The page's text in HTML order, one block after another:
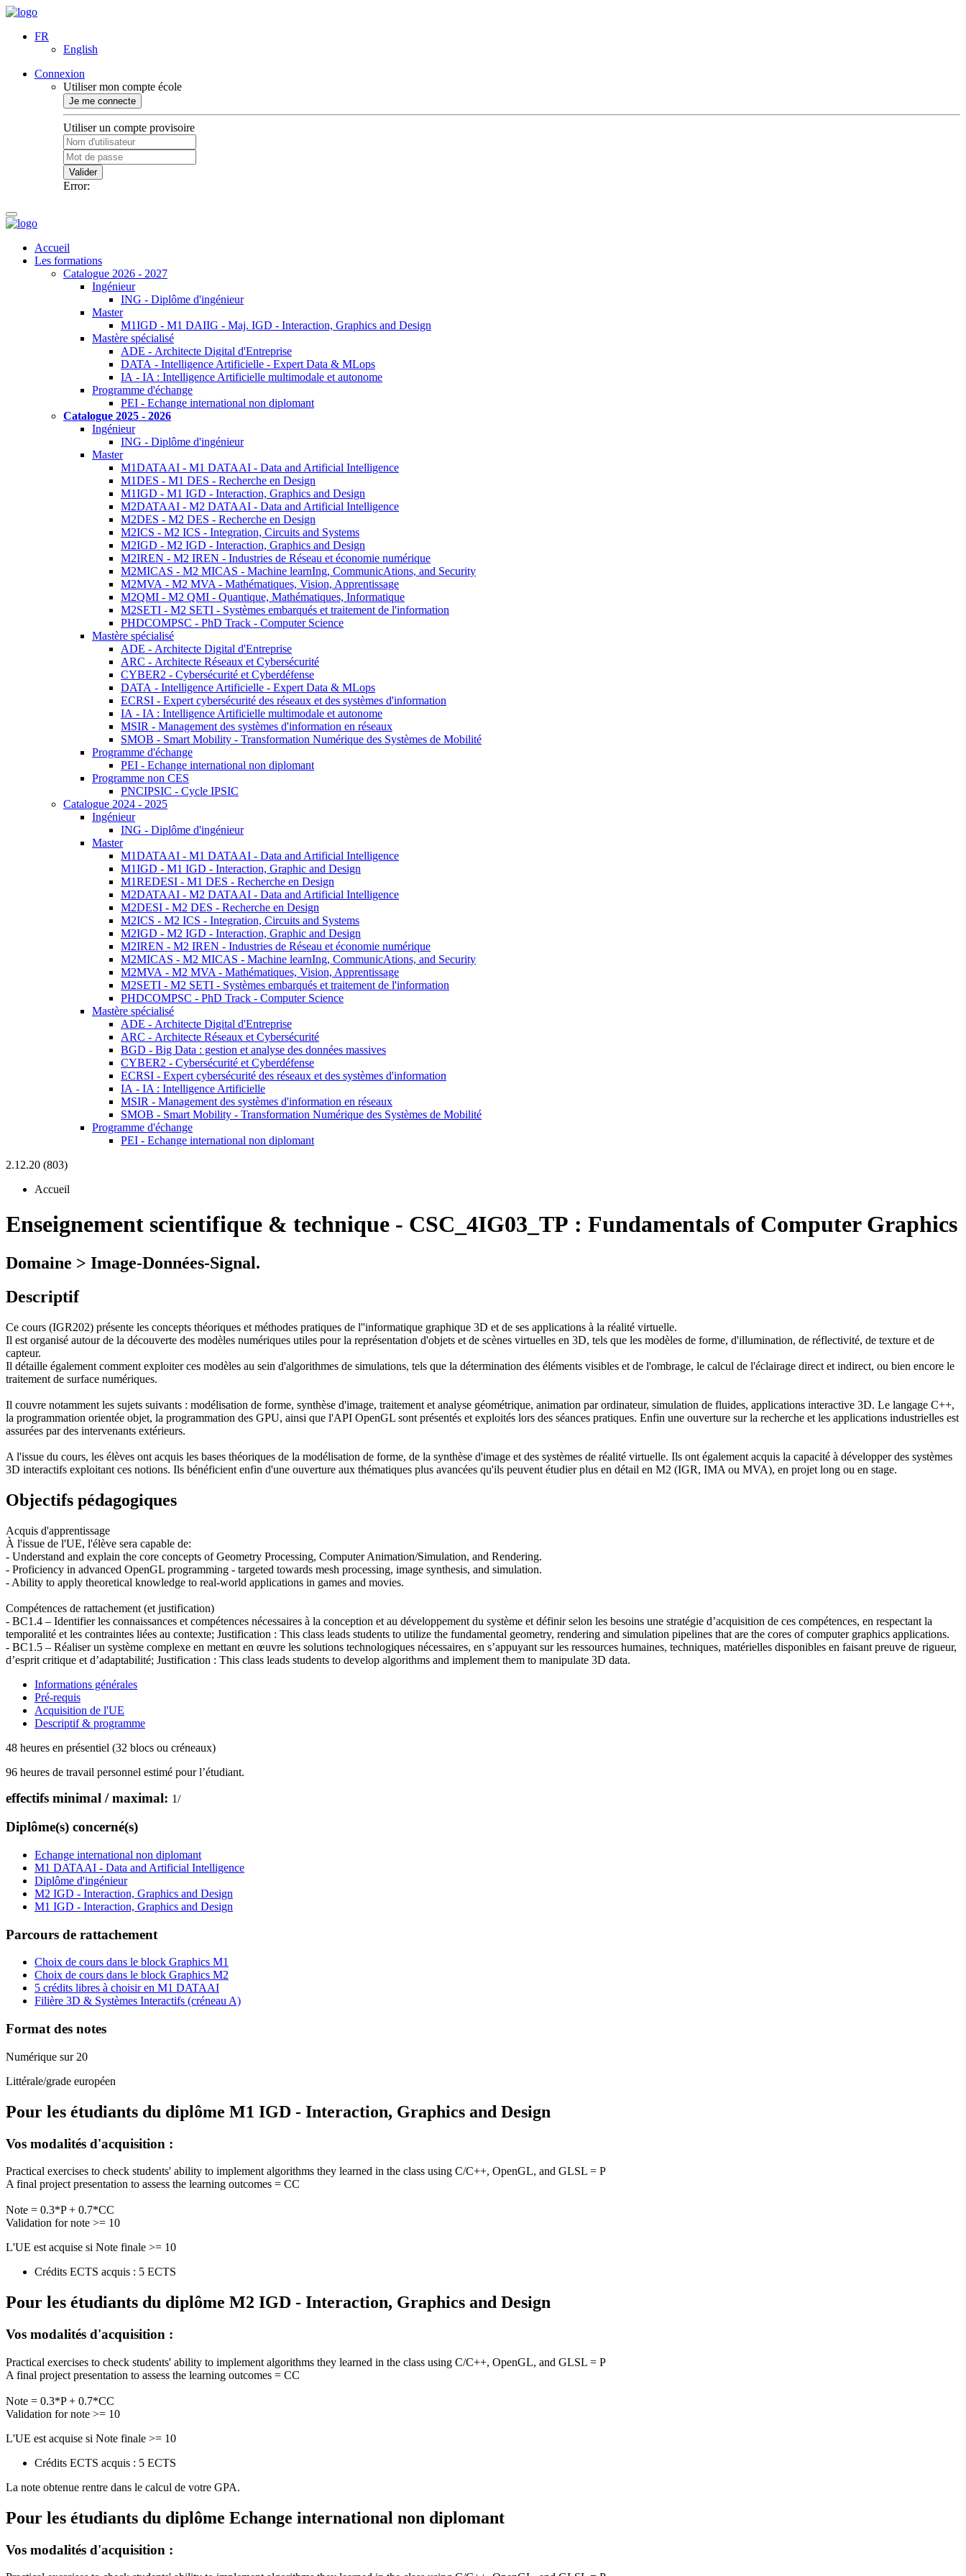
FR
English
Connexion
Utiliser mon compte école
Je me connecte
Utiliser un compte provisoire
Valider
Error:
Accueil
Les formations
Catalogue 2026 - 2027
Ingénieur
ING - Diplôme d'ingénieur
Master
M1IGD - M1 DAIIG - Maj. IGD - Interaction, Graphics and Design
Mastère spécialisé
ADE - Architecte Digital d'Entreprise
DATA - Intelligence Artificielle - Expert Data & MLops
IA - IA : Intelligence Artificielle multimodale et autonome
Programme d'échange
PEI - Echange international non diplomant
Catalogue 2025 - 2026
Ingénieur
ING - Diplôme d'ingénieur
Master
M1DATAAI - M1 DATAAI - Data and Artificial Intelligence
M1DES - M1 DES - Recherche en Design
M1IGD - M1 IGD - Interaction, Graphics and Design
M2DATAAI - M2 DATAAI - Data and Artificial Intelligence
M2DES - M2 DES - Recherche en Design
M2ICS - M2 ICS - Integration, Circuits and Systems
M2IGD - M2 IGD - Interaction, Graphics and Design
M2IREN - M2 IREN - Industries de Réseau et économie numérique
M2MICAS - M2 MICAS - Machine learnIng, CommunicAtions, and Security
M2MVA - M2 MVA - Mathématiques, Vision, Apprentissage
M2QMI - M2 QMI - Quantique, Mathématiques, Informatique
M2SETI - M2 SETI - Systèmes embarqués et traitement de l'information
PHDCOMPSC - PhD Track - Computer Science
Mastère spécialisé
ADE - Architecte Digital d'Entreprise
ARC - Architecte Réseaux et Cybersécurité
CYBER2 - Cybersécurité et Cyberdéfense
DATA - Intelligence Artificielle - Expert Data & MLops
ECRSI - Expert cybersécurité des réseaux et des systèmes d'information
IA - IA : Intelligence Artificielle multimodale et autonome
MSIR - Management des systèmes d'information en réseaux
SMOB - Smart Mobility - Transformation Numérique des Systèmes de Mobilité
Programme d'échange
PEI - Echange international non diplomant
Programme non CES
PNCIPSIC - Cycle IPSIC
Catalogue 2024 - 2025
Ingénieur
ING - Diplôme d'ingénieur
Master
M1DATAAI - M1 DATAAI - Data and Artificial Intelligence
M1IGD - M1 IGD - Interaction, Graphic and Design
M1REDESI - M1 DES - Recherche en Design
M2DATAAI - M2 DATAAI - Data and Artificial Intelligence
M2DESI - M2 DES - Recherche en Design
M2ICS - M2 ICS - Integration, Circuits and Systems
M2IGD - M2 IGD - Interaction, Graphic and Design
M2IREN - M2 IREN - Industries de Réseau et économie numérique
M2MICAS - M2 MICAS - Machine learnIng, CommunicAtions, and Security
M2MVA - M2 MVA - Mathématiques, Vision, Apprentissage
M2SETI - M2 SETI - Systèmes embarqués et traitement de l'information
PHDCOMPSC - PhD Track - Computer Science
Mastère spécialisé
ADE - Architecte Digital d'Entreprise
ARC - Architecte Réseaux et Cybersécurité
BGD - Big Data : gestion et analyse des données massives
CYBER2 - Cybersécurité et Cyberdéfense
ECRSI - Expert cybersécurité des réseaux et des systèmes d'information
IA - IA : Intelligence Artificielle
MSIR - Management des systèmes d'information en réseaux
SMOB - Smart Mobility - Transformation Numérique des Systèmes de Mobilité
Programme d'échange
PEI - Echange international non diplomant
2.12.20 (803)
Accueil
Enseignement scientifique & technique - CSC_4IG03_TP : Fundamentals of Computer Graphics
Domaine > Image-Données-Signal.
Descriptif
Ce cours (IGR202) présente les concepts théoriques et méthodes pratiques de l''informatique graphique 3D et de ses applications à la réalité virtuelle.
Il est organisé autour de la découverte des modèles numériques utiles pour la représentation d'objets et de scènes virtuelles en 3D, tels que les modèles de forme, d'illumination, de réflectivité, de texture et de
capteur.
Il détaille également comment exploiter ces modèles au sein d'algorithmes de simulations, tels que la détermination des éléments visibles et de l'ombrage, le calcul de l'éclairage direct et indirect, ou bien encore le
traitement de surface numériques.
Il couvre notamment les sujets suivants : modélisation de forme, synthèse d'image, traitement et analyse géométrique, animation par ordinateur, simulation de fluides, applications interactive 3D. Le langage C++,
la programmation orientée objet, la programmation des GPU, ainsi que l'API OpenGL sont présentés et exploités lors des séances pratiques. Enfin une ouverture sur la recherche et les applications industrielles est
assurées par des intervenants extérieurs.
A l'issue du cours, les élèves ont acquis les bases théoriques de la modélisation de forme, de la synthèse d'image et des systèmes de réalité virtuelle. Ils ont également acquis la capacité à développer des systèmes
3D interactifs exploitant ces notions. Ils bénéficient enfin d'une ouverture aux thématiques plus avancées qu'ils peuvent étudier plus en détail en M2 (IGR, IMA ou MVA), en projet long ou en stage.
Objectifs pédagogiques
Acquis d'apprentissage
À l'issue de l'UE, l'élève sera capable de:
- Understand and explain the core concepts of Geometry Processing, Computer Animation/Simulation, and Rendering.
- Proficiency in advanced OpenGL programming - targeted towards mesh processing, image synthesis, and simulation.
- Ability to apply theoretical knowledge to real-world applications in games and movies.
Compétences de rattachement (et justification)
- BC1.4 – Identifier les connaissances et compétences nécessaires à la conception et au développement du système et définir selon les besoins une stratégie d’acquisition de ces compétences, en respectant la
temporalité et les contraintes liées au contexte; Justification : This class leads students to utilize the fundamental geometry, rendering and simulation pipelines that are the cores of computer graphics applications.
- BC1.5 – Réaliser un système complexe en mettant en œuvre les solutions technologiques nécessaires, en s’appuyant sur les ressources humaines, techniques, matérielles disponibles en faisant preuve de rigueur,
d’esprit critique et d’adaptabilité; Justification : This class leads students to develop algorithms and implement them to manipulate 3D data.
Informations générales
Pré-requis
Acquisition de l'UE
Descriptif & programme
48 heures en présentiel (32 blocs ou créneaux)
96 heures de travail personnel estimé pour l’étudiant.
effectifs minimal / maximal: 1/
Diplôme(s) concerné(s)
Echange international non diplomant
M1 DATAAI - Data and Artificial Intelligence
Diplôme d'ingénieur
M2 IGD - Interaction, Graphics and Design
M1 IGD - Interaction, Graphics and Design
Parcours de rattachement
Choix de cours dans le block Graphics M1
Choix de cours dans le block Graphics M2
5 crédits libres à choisir en M1 DATAAI
Filière 3D & Systèmes Interactifs (créneau A)
Format des notes
Numérique sur 20
Littérale/grade européen
Pour les étudiants du diplôme M1 IGD - Interaction, Graphics and Design
Vos modalités d'acquisition :
Practical exercises to check students' ability to implement algorithms they learned in the class using C/C++, OpenGL, and GLSL = P
A final project presentation to assess the learning outcomes = CC
Note = 0.3*P + 0.7*CC
Validation for note >= 10
L'UE est acquise si Note finale >= 10
Crédits ECTS acquis : 5 ECTS
Pour les étudiants du diplôme M2 IGD - Interaction, Graphics and Design
Vos modalités d'acquisition :
Practical exercises to check students' ability to implement algorithms they learned in the class using C/C++, OpenGL, and GLSL = P
A final project presentation to assess the learning outcomes = CC
Note = 0.3*P + 0.7*CC
Validation for note >= 10
L'UE est acquise si Note finale >= 10
Crédits ECTS acquis : 5 ECTS
La note obtenue rentre dans le calcul de votre GPA.
Pour les étudiants du diplôme Echange international non diplomant
Vos modalités d'acquisition :